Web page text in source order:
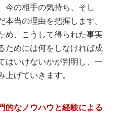
今の相手の気持ち、そし
本当の理由を把握します。
め、こうして得られた事実
ためには何をしなければ成
はいけないかが判明し、一
上げていきます。
的なノウハウと経験による